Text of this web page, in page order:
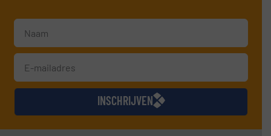
INSCHRIJVEN